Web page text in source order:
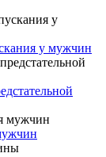
у мужчин